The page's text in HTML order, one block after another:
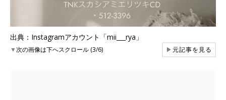
出典：Instagramアカウント「mii___rya」
▼次の画像は下へスクロール (3/6) ▶元記事を見る